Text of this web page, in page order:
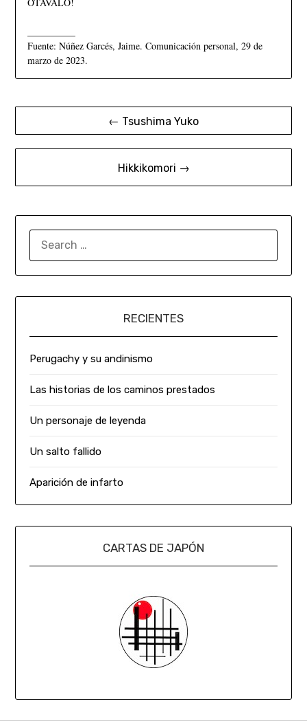
Fuente: Núñez Garcés, Jaime. Comunicación personal, 29 de
marzo de 2023.
← Tsushima Yuko
Hikkikomori →
RECIENTES
Perugachy y su andinismo
Las historias de los caminos prestados
Un personaje de leyenda
Un salto fallido
Aparición de infarto
CARTAS DE JAPÓN